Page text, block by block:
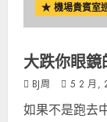
★ 機場貴賓室
大跌你眼
BJ周 5 2 月,
如果不是跑去